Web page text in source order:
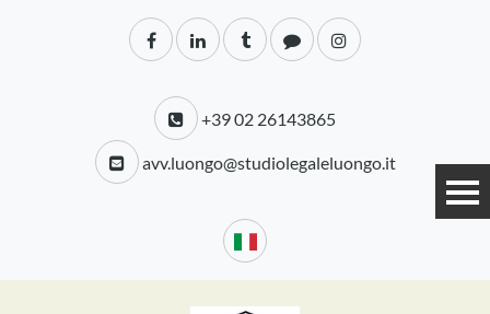
+39 02 26143865
avv.luongo@studiolegaleluongo.it